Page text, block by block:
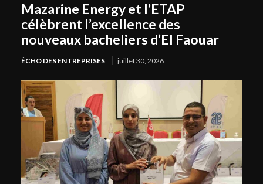
Mazarine Energy et l’ETAP
célèbrent l’excellence des
nouveaux bacheliers d’El Faouar
ÉCHO DES ENTREPRISES juillet 30, 2026